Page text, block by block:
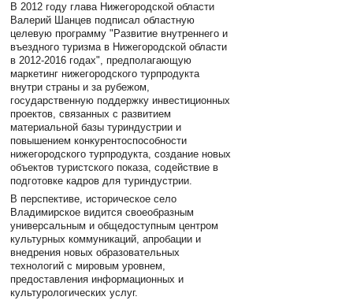
В 2012 году глава Нижегородской области
Валерий Шанцев подписал областную
целевую программу "Развитие внутреннего и
въездного туризма в Нижегородской области
в 2012-2016 годах", предполагающую
маркетинг нижегородского турпродукта
внутри страны и за рубежом,
государственную поддержку инвестиционных
проектов, связанных с развитием
материальной базы туриндустрии и
повышением конкурентоспособности
нижегородского турпродукта, создание новых
объектов туристского показа, содействие в
подготовке кадров для туриндустрии.
В перспективе, историческое село
Владимирское видится своеобразным
универсальным и общедоступным центром
культурных коммуникаций, апробации и
внедрения новых образовательных
технологий с мировым уровнем,
предоставления информационных и
культурологических услуг.